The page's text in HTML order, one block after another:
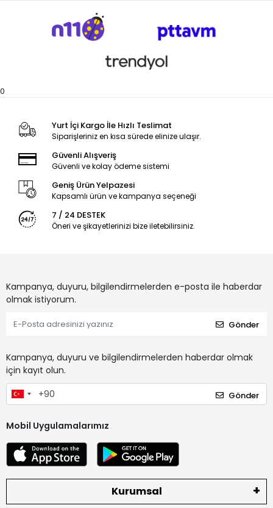
0
Yurt İçi Kargo İle Hızlı Teslimat
Siparişleriniz en kısa sürede elinize ulaşır.
Güvenli Alışveriş
Güvenli ve kolay ödeme sistemi
Geniş Ürün Yelpazesi
Kapsamlı ürün ve kampanya seçeneği
7 / 24 DESTEK
Öneri ve şikayetlerinizi bize iletebilirsiniz.
Kampanya, duyuru, bilgilendirmelerden e-posta ile haberdar
olmak istiyorum.
Gönder
Kampanya, duyuru ve bilgilendirmelerden haberdar olmak
için kayıt olun.
Gönder
Mobil Uygulamalarımız
Kurumsal